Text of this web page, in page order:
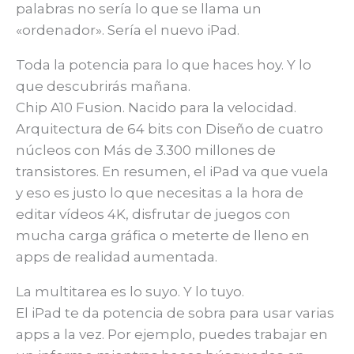
palabras no sería lo que se llama un
«ordenador». Sería el nuevo iPad.
Toda la potencia para lo que haces hoy. Y lo
que descubrirás mañana.
Chip A10 Fusion. Nacido para la velocidad.
Arquitectura de 64 bits con Diseño de cuatro
núcleos con Más de 3.300 millones de
transistores. En resumen, el iPad va que vuela
y eso es justo lo que necesitas a la hora de
editar vídeos 4K, disfrutar de juegos con
mucha carga gráfica o meterte de lleno en
apps de realidad aumentada.
La multitarea es lo suyo. Y lo tuyo.
El iPad te da potencia de sobra para usar varias
apps a la vez. Por ejemplo, puedes trabajar en